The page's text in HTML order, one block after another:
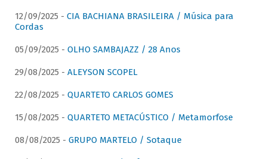
12/09/2025 - CIA BACHIANA BRASILEIRA / Música para
Cordas
05/09/2025 - OLHO SAMBAJAZZ / 28 Anos
29/08/2025 - ALEYSON SCOPEL
22/08/2025 - QUARTETO CARLOS GOMES
15/08/2025 - QUARTETO METACÚSTICO / Metamorfose
08/08/2025 - GRUPO MARTELO / Sotaque